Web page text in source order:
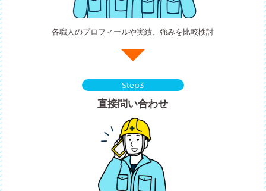
各職人のプロフィールや実績、強みを比較検討
Step3
直接問い合わせ